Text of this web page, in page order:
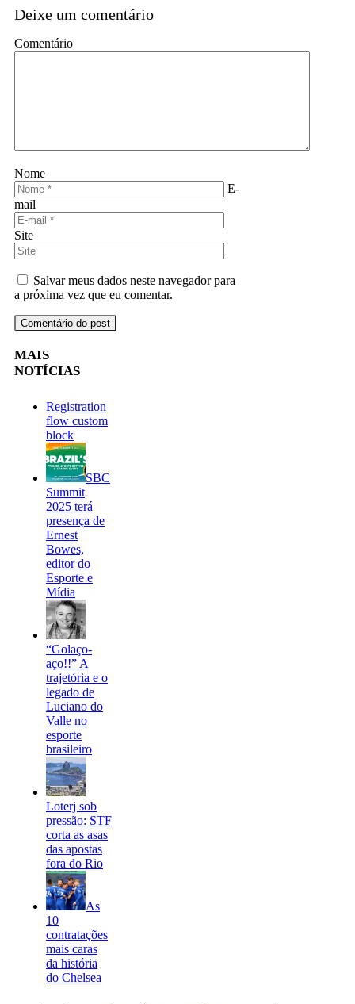
Deixe um comentário
Comentário
Nome
E-
mail
Site
Salvar meus dados neste navegador para
a próxima vez que eu comentar.
MAIS
NOTÍCIAS
Registration
flow custom
block
SBC
Summit
2025 terá
presença de
Ernest
Bowes,
editor do
Esporte e
Mídia
“Golaço-
aço!!” A
trajetória e o
legado de
Luciano do
Valle no
esporte
brasileiro
Loterj sob
pressão: STF
corta as asas
das apostas
fora do Rio
As
10
contratações
mais caras
da história
do Chelsea